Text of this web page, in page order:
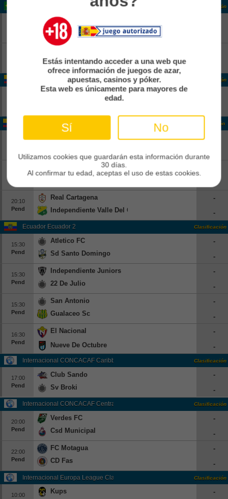
Clasificación
Vitoria
Athletico Paranaense
Internacional
Colombia Colombia 2 Clasificación
Real CUndinamarca
Colombia Colombia 2 Clasificación
16:00
20:10
Pend
Real Cartagena
Independiente Valle Del Cauca
-
-
Ecuador Ecuador 2 Clasificación
15:30
Pend
Atletico FC
Sd Santo Domingo
-
-
15:30
Pend
Independiente Juniors
22 De Julio
-
-
15:30
Pend
San Antonio
Gualaceo Sc
-
-
16:30
Pend
El Nacional
Nueve De Octubre
-
-
Internacional CONCACAF Caribbean Cup Grp. A Clasificación
17:00
Pend
Club Sando
Sv Broki
-
-
Internacional CONCACAF Central American Cup Grp. D Clasificación
20:00
Pend
Verdes FC
Csd Municipal
-
-
22:00
Pend
FC Motagua
CD Fas
-
-
Internacional Europa League Clasificación Clasificación
10:00
Kups
-
Estás intentando acceder a una web que
ofrece información de juegos de azar,
apuestas, casinos y póker.
Esta web es únicamente para mayores de
edad.
Sí No
Utilizamos cookies que guardarán esta información durante
30 días.
Al confirmar tu edad, aceptas el uso de estas cookies.